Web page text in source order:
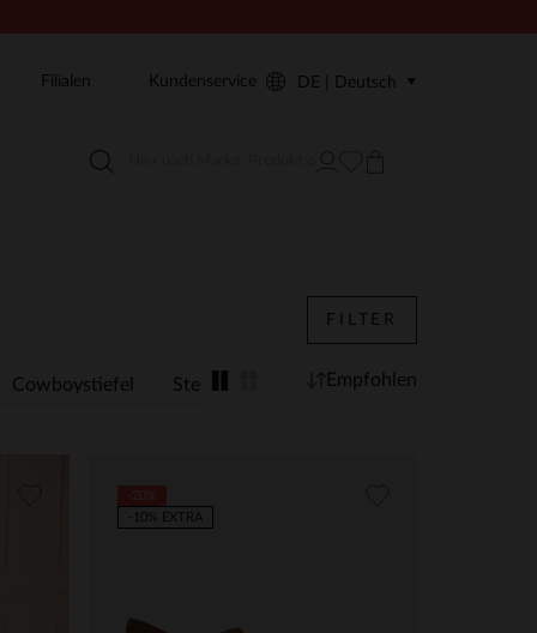
Filialen Kundenservice DE | Deutsch
Cowboystiefel Stewardessen Animal Print
FILTER
Empfohlen
-10% EXTRA